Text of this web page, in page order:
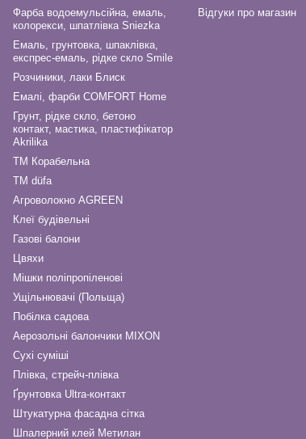
Фарба водоемульсійна, емаль,
колорекси, шпатлівка Sniezka
Емаль, грунтовка, шпаклівка,
експрес-емаль, рідке скло Smile
Розчиники, лаки Блиск
Емалі, фарби COMFORT Home
Грунт, рідке скло, бетоно
контакт, мастика, пластифікатор
Akrilika
ТМ Корабельна
ТМ düfa
Агроволокно AGREEN
Клеї будівельні
Газові балони
Цвяхи
Мішки поліпропіленові
Ущільнювачі (Польща)
Побілка садова
Аерозольні балончики MIXON
Сухі суміші
Плівка, стрейч-плівка
Ґрунтовка Ultra-контакт
Штукатурна фасадна сітка
Шпалерний клей Метилан
Відгуки про магазин